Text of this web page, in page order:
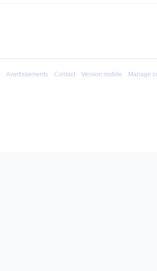
Avertissements Contact Version mobile Manage